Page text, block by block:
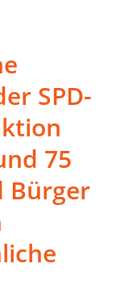
SPD-
75
Bürger